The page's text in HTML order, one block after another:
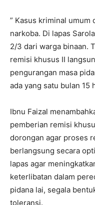
” Kasus kriminal
narkoba. Di lapas
2/3 dari warga binaan.
remisi khusus II
pengurangan masa
ada yang satu bulan 15
Ibnu Faizal
pemberian remisi
dorongan agar proses
berlangsung secara
lapas agar
keterlibatan dalam
pidana lai, segala
toleransi.